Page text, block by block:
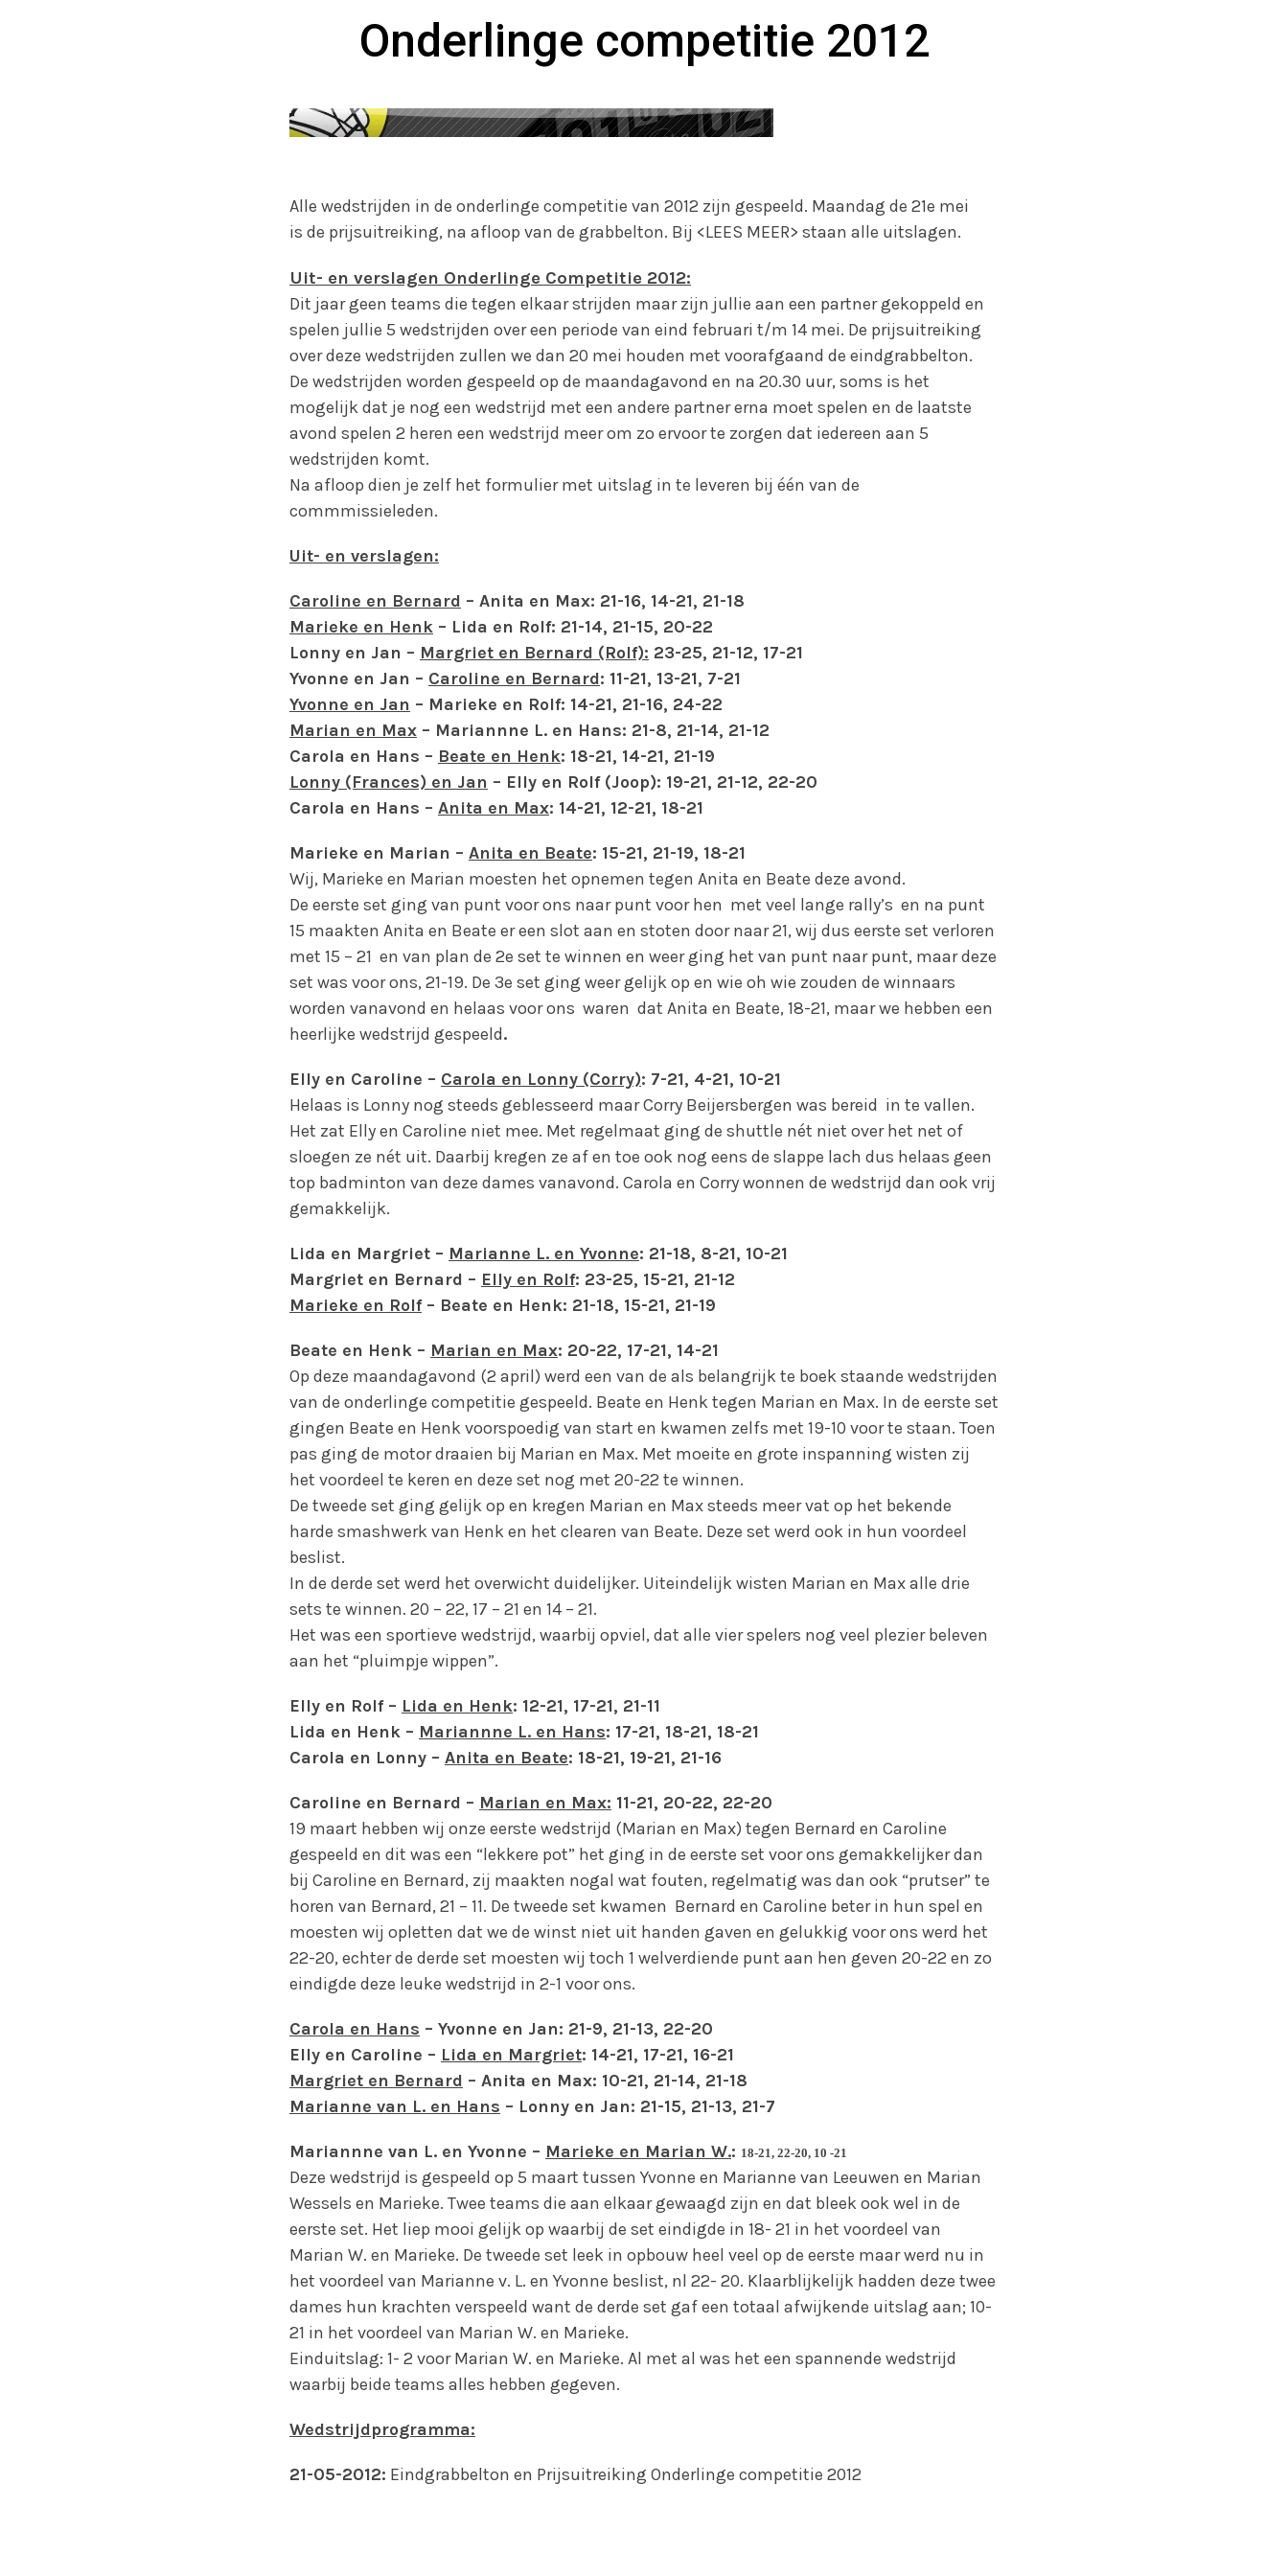
Onderlinge competitie 2012
Alle wedstrijden in de onderlinge competitie van 2012 zijn gespeeld. Maandag de 21e mei
is de prijsuitreiking, na afloop van de grabbelton. Bij <LEES MEER> staan alle uitslagen.
Uit- en verslagen Onderlinge Competitie 2012:
Dit jaar geen teams die tegen elkaar strijden maar zijn jullie aan een partner gekoppeld en
spelen jullie 5 wedstrijden over een periode van eind februari t/m 14 mei. De prijsuitreiking
over deze wedstrijden zullen we dan 20 mei houden met voorafgaand de eindgrabbelton.
De wedstrijden worden gespeeld op de maandagavond en na 20.30 uur, soms is het
mogelijk dat je nog een wedstrijd met een andere partner erna moet spelen en de laatste
avond spelen 2 heren een wedstrijd meer om zo ervoor te zorgen dat iedereen aan 5
wedstrijden komt.
Na afloop dien je zelf het formulier met uitslag in te leveren bij één van de
commmissieleden.
Uit- en verslagen:
Caroline en Bernard – Anita en Max: 21-16, 14-21, 21-18
Marieke en Henk – Lida en Rolf: 21-14, 21-15, 20-22
Lonny en Jan – Margriet en Bernard (Rolf): 23-25, 21-12, 17-21
Yvonne en Jan – Caroline en Bernard: 11-21, 13-21, 7-21
Yvonne en Jan – Marieke en Rolf: 14-21, 21-16, 24-22
Marian en Max – Mariannne L. en Hans: 21-8, 21-14, 21-12
Carola en Hans – Beate en Henk: 18-21, 14-21, 21-19
Lonny (Frances) en Jan – Elly en Rolf (Joop): 19-21, 21-12, 22-20
Carola en Hans – Anita en Max: 14-21, 12-21, 18-21
Marieke en Marian – Anita en Beate: 15-21, 21-19, 18-21
Wij, Marieke en Marian moesten het opnemen tegen Anita en Beate deze avond.
De eerste set ging van punt voor ons naar punt voor hen met veel lange rally’s en na punt
15 maakten Anita en Beate er een slot aan en stoten door naar 21, wij dus eerste set verloren
met 15 – 21 en van plan de 2e set te winnen en weer ging het van punt naar punt, maar deze
set was voor ons, 21-19. De 3e set ging weer gelijk op en wie oh wie zouden de winnaars
worden vanavond en helaas voor ons waren dat Anita en Beate, 18-21, maar we hebben een
heerlijke wedstrijd gespeeld.
Elly en Caroline – Carola en Lonny (Corry): 7-21, 4-21, 10-21
Helaas is Lonny nog steeds geblesseerd maar Corry Beijersbergen was bereid in te vallen.
Het zat Elly en Caroline niet mee. Met regelmaat ging de shuttle nét niet over het net of
sloegen ze nét uit. Daarbij kregen ze af en toe ook nog eens de slappe lach dus helaas geen
top badminton van deze dames vanavond. Carola en Corry wonnen de wedstrijd dan ook vrij
gemakkelijk.
Lida en Margriet – Marianne L. en Yvonne: 21-18, 8-21, 10-21
Margriet en Bernard – Elly en Rolf: 23-25, 15-21, 21-12
Marieke en Rolf– Beate en Henk: 21-18, 15-21, 21-19
Beate en Henk – Marian en Max: 20-22, 17-21, 14-21
Op deze maandagavond (2 april) werd een van de als belangrijk te boek staande wedstrijden
van de onderlinge competitie gespeeld. Beate en Henk tegen Marian en Max. In de eerste set
gingen Beate en Henk voorspoedig van start en kwamen zelfs met 19-10 voor te staan. Toen
pas ging de motor draaien bij Marian en Max. Met moeite en grote inspanning wisten zij
het voordeel te keren en deze set nog met 20-22 te winnen.
De tweede set ging gelijk op en kregen Marian en Max steeds meer vat op het bekende
harde smashwerk van Henk en het clearen van Beate. Deze set werd ook in hun voordeel
beslist.
In de derde set werd het overwicht duidelijker. Uiteindelijk wisten Marian en Max alle drie
sets te winnen. 20 – 22, 17 – 21 en 14 – 21.
Het was een sportieve wedstrijd, waarbij opviel, dat alle vier spelers nog veel plezier beleven
aan het “pluimpje wippen”.
Elly en Rolf – Lida en Henk: 12-21, 17-21, 21-11
Lida en Henk – Mariannne L. en Hans: 17-21, 18-21, 18-21
Carola en Lonny – Anita en Beate: 18-21, 19-21, 21-16
Caroline en Bernard – Marian en Max: 11-21, 20-22, 22-20
19 maart hebben wij onze eerste wedstrijd (Marian en Max) tegen Bernard en Caroline
gespeeld en dit was een “lekkere pot” het ging in de eerste set voor ons gemakkelijker dan
bij Caroline en Bernard, zij maakten nogal wat fouten, regelmatig was dan ook “prutser” te
horen van Bernard, 21 – 11. De tweede set kwamen Bernard en Caroline beter in hun spel en
moesten wij opletten dat we de winst niet uit handen gaven en gelukkig voor ons werd het
22-20, echter de derde set moesten wij toch 1 welverdiende punt aan hen geven 20-22 en zo
eindigde deze leuke wedstrijd in 2-1 voor ons.
Carola en Hans – Yvonne en Jan: 21-9, 21-13, 22-20
Elly en Caroline – Lida en Margriet: 14-21, 17-21, 16-21
Margriet en Bernard – Anita en Max: 10-21, 21-14, 21-18
Marianne van L. en Hans – Lonny en Jan: 21-15, 21-13, 21-7
Mariannne van L. en Yvonne – Marieke en Marian W.: 18-21, 22-20, 10 -21
Deze wedstrijd is gespeeld op 5 maart tussen Yvonne en Marianne van Leeuwen en Marian
Wessels en Marieke. Twee teams die aan elkaar gewaagd zijn en dat bleek ook wel in de
eerste set. Het liep mooi gelijk op waarbij de set eindigde in 18- 21 in het voordeel van
Marian W. en Marieke. De tweede set leek in opbouw heel veel op de eerste maar werd nu in
het voordeel van Marianne v. L. en Yvonne beslist, nl 22- 20. Klaarblijkelijk hadden deze twee
dames hun krachten verspeeld want de derde set gaf een totaal afwijkende uitslag aan; 10-
21 in het voordeel van Marian W. en Marieke.
Einduitslag: 1- 2 voor Marian W. en Marieke. Al met al was het een spannende wedstrijd
waarbij beide teams alles hebben gegeven.
Wedstrijdprogramma:
21-05-2012: Eindgrabbelton en Prijsuitreiking Onderlinge competitie 2012